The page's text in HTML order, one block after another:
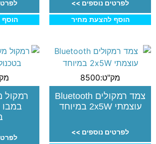
לפרטים נוספים >>
הוסף להצעת מחיר
מק"ט:8500
צמד רמקולים Bluetooth
עוצמתי 2x5W במיוחד
לפרטים נוספים >>
רמקול
במבו